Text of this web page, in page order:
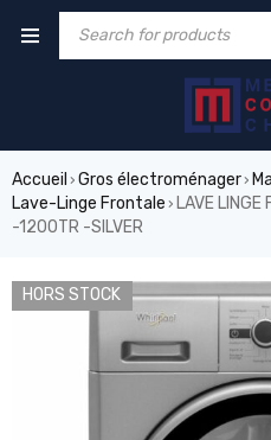
Accueil › Gros électroménager›
Lave-Linge Frontale › LAVE LINGE
-1200TR -SILVER
HORS STOCK